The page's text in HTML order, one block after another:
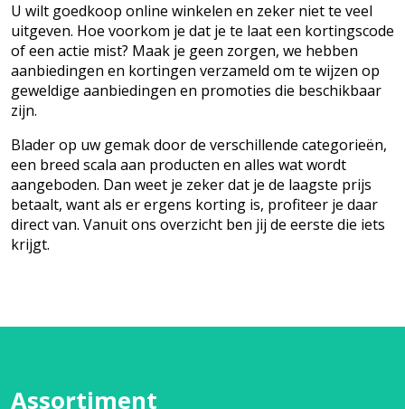
U wilt goedkoop online winkelen en zeker niet te veel
uitgeven. Hoe voorkom je dat je te laat een kortingscode
of een actie mist? Maak je geen zorgen, we hebben
aanbiedingen en kortingen verzameld om te wijzen op
geweldige aanbiedingen en promoties die beschikbaar
zijn.
Blader op uw gemak door de verschillende categorieën,
een breed scala aan producten en alles wat wordt
aangeboden. Dan weet je zeker dat je de laagste prijs
betaalt, want als er ergens korting is, profiteer je daar
direct van. Vanuit ons overzicht ben jij de eerste die iets
krijgt.
Assortiment